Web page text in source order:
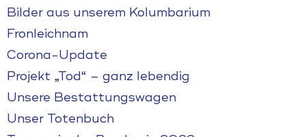
Bilder aus unserem Kolumbarium
Fronleichnam
Corona-Update
Projekt „Tod“ – ganz lebendig
Unsere Bestattungswagen
Unser Totenbuch